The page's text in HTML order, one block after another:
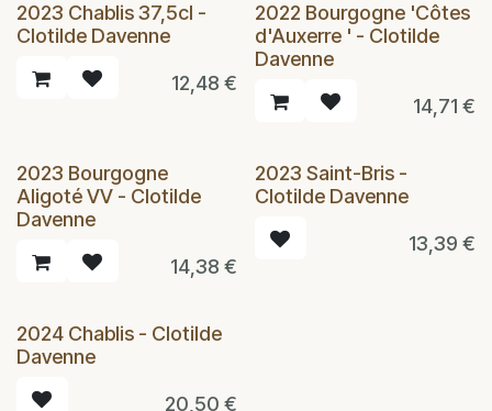
2023 Chablis 37,5cl -
Clotilde Davenne
12,48 €
2022 Bourgogne 'Côtes
d'Auxerre ' - Clotilde
Davenne
14,71 €
2023 Bourgogne
Aligoté VV - Clotilde
Davenne
14,38 €
2023 Saint-Bris -
Clotilde Davenne
13,39 €
2024 Chablis - Clotilde
Davenne
20,50 €